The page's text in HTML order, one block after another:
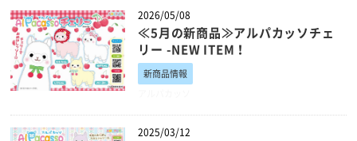
2026/05/08
≪5月の新商品≫アルパカッソチェ
リー -NEW ITEM！
新商品情報
2025/03/12